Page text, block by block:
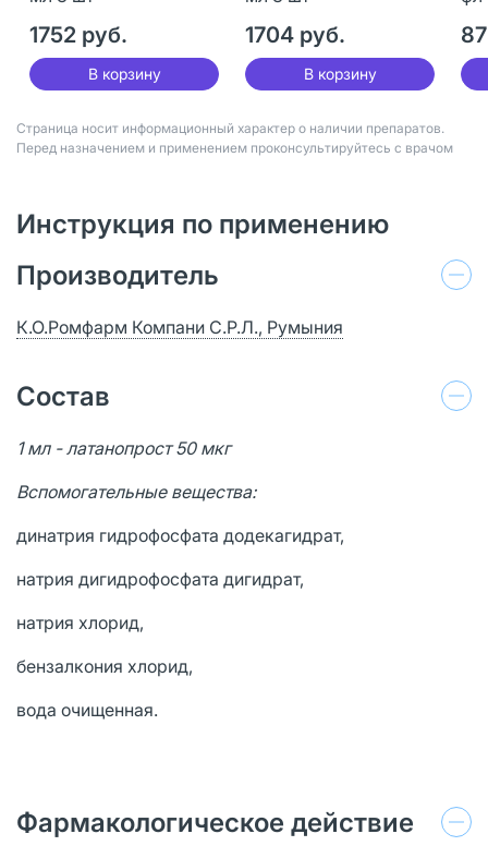
1752 руб.
В корзину
1704 руб.
В корзину
Страница носит информационный характер о наличии препаратов.
Перед назначением и применением проконсультируйтесь с врачом
Инструкция по применению
Производитель
К.О.Ромфарм Компани С.Р.Л., Румыния
Состав
1 мл - латанопрост 50 мкг
Вспомогательные вещества:
динатрия гидрофосфата додекагидрат,
натрия дигидрофосфата дигидрат,
натрия хлорид,
бензалкония хлорид,
вода очищенная.
Фармакологическое действие